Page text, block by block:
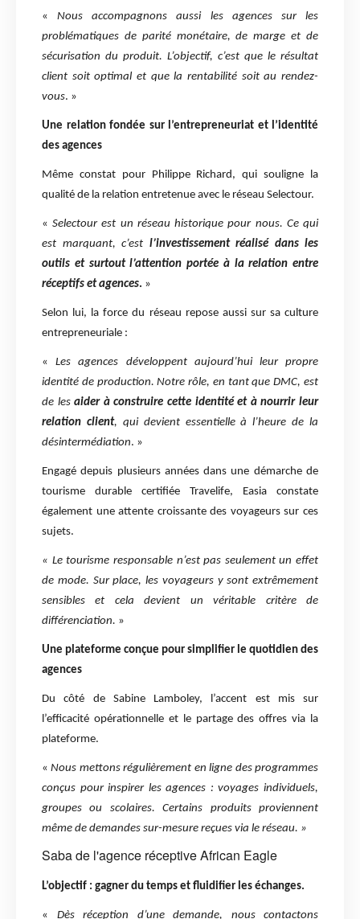
«Nous accompagnons aussi les agences sur les
problématiques de parité monétaire, de marge et de
sécurisation du produit. L’objectif, c’est que le résultat
client soit optimal et que la rentabilité soit au rendez-
vous. »
Une relation fondée sur l’entrepreneuriat et l’identité
des agences
Même constat pour Philippe Richard, qui souligne la
qualité de la relation entretenue avec le réseau Selectour.
«Selectour est un réseau historique pour nous. Ce qui
est marquant, c’est l’investissement réalisé dans les
outils et surtout l’attention portée à la relation entre
réceptifs et agences. »
Selon lui, la force du réseau repose aussi sur sa culture
entrepreneuriale :
«Les agences développent aujourd’hui leur propre
identité de production. Notre rôle, en tant que DMC, est
de lesaider à construire cette identité et à nourrir leur
relation client, qui devient essentielle à l’heure de la
désintermédiation. »
Engagé depuis plusieurs années dans une démarche de
tourisme durable certifiée Travelife, Easia constate
également une attente croissante des voyageurs sur ces
sujets.
« Le tourisme responsable n’est pas seulement un effet
de mode. Sur place, les voyageurs y sont extrêmement
sensibles et cela devient un véritable critère de
différenciation. »
Une plateforme conçue pour simplifier le quotidien des
agences
Du côté de Sabine Lamboley, l’accent est mis sur
l’efficacité opérationnelle et le partage des offres via la
plateforme.
«Nous mettons régulièrement en ligne des programmes
conçus pour inspirer les agences : voyages individuels,
groupes ou scolaires. Certains produits proviennent
même de demandes sur-mesure reçues via le réseau. »
Saba de l'agence réceptive African Eagle
L’objectif : gagner du temps et fluidifier les échanges.
« Dès réception d’une demande, nous contactons